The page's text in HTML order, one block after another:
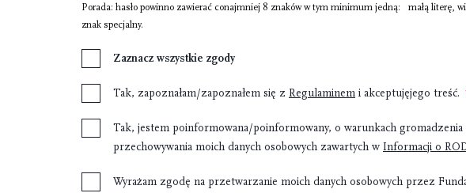
Porada: hasło powinno zawierać conajmniej 8 znakóww tym minimum jedną: małą literę
znak specjalny.
Zaznacz wszystkie zgody
Tak, zapoznałam/zapoznałem się z Regulaminem i akceptujęjego treść.
Tak, jestem poinformowana/poinformowany, o warunkach gromadzenia
przechowywania moich danych osobowych zawartych w Informacji o
Wyrażam zgodę na przetwarzanie moich danych osobowych przez